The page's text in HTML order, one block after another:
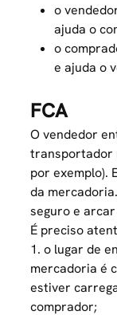
o
ajuda o
o
e ajuda o
FCA
O vendedor
transportador
por exemplo).
da
seguro e
É preciso
1. o lugar de
mercadoria é
estiver
comprador;